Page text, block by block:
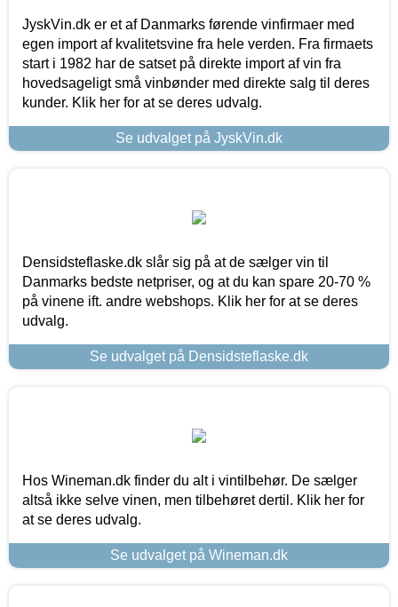
JyskVin.dk er et af Danmarks førende vinfirmaer med
egen import af kvalitetsvine fra hele verden. Fra firmaets
start i 1982 har de satset på direkte import af vin fra
hovedsageligt små vinbønder med direkte salg til deres
kunder. Klik her for at se deres udvalg.
Se udvalget på JyskVin.dk
Densidsteflaske.dk slår sig på at de sælger vin til
Danmarks bedste netpriser, og at du kan spare 20-70 %
på vinene ift. andre webshops. Klik her for at se deres
udvalg.
Se udvalget på Densidsteflaske.dk
Hos Wineman.dk finder du alt i vintilbehør. De sælger
altså ikke selve vinen, men tilbehøret dertil. Klik her for
at se deres udvalg.
Se udvalget på Wineman.dk